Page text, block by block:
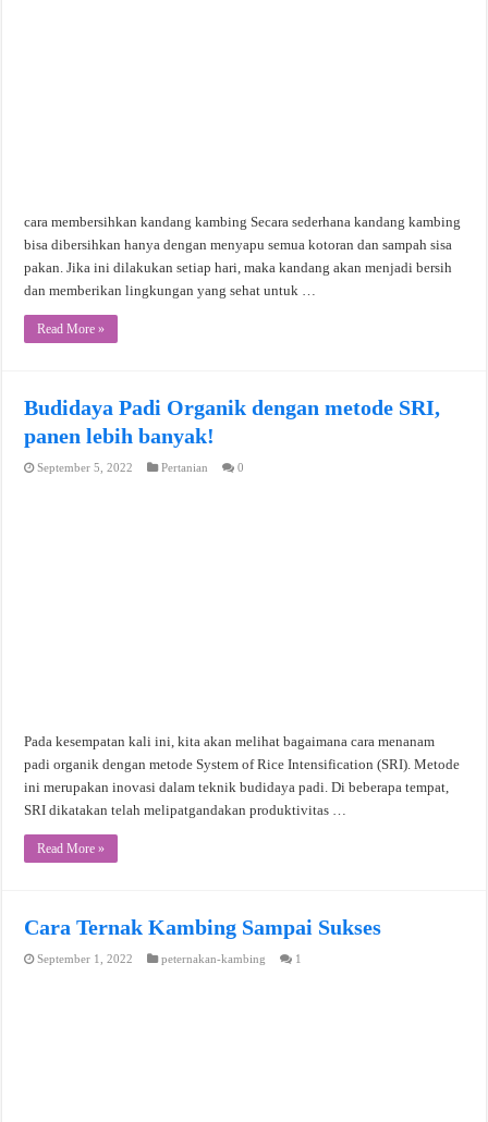
cara membersihkan kandang kambing Secara sederhana kandang kambing
bisa dibersihkan hanya dengan menyapu semua kotoran dan sampah sisa
pakan. Jika ini dilakukan setiap hari, maka kandang akan menjadi bersih
dan memberikan lingkungan yang sehat untuk …
Read More »
Budidaya Padi Organik dengan metode SRI,
panen lebih banyak!
September 5, 2022 Pertanian 0
Pada kesempatan kali ini, kita akan melihat bagaimana cara menanam
padi organik dengan metode System of Rice Intensification (SRI). Metode
ini merupakan inovasi dalam teknik budidaya padi. Di beberapa tempat,
SRI dikatakan telah melipatgandakan produktivitas …
Read More »
Cara Ternak Kambing Sampai Sukses
September 1, 2022 peternakan-kambing 1